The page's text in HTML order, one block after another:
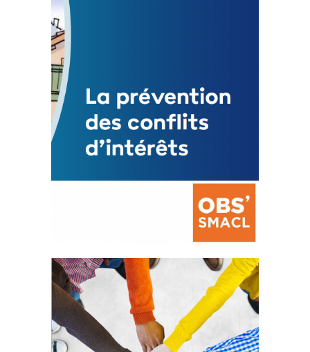
3 avril 2024
Mise à jour avril 2024
FEUILLETER
La prévention des conflits
d’intérêts
18 septembre 2023
FEUILLETER